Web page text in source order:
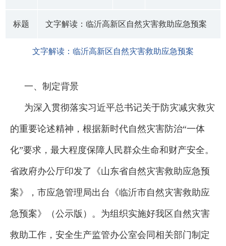
标题 文字解读：临沂高新区自然灾害救助应急预案
文字解读：临沂高新区自然灾害救助应急预案
一、制定背景
为深入贯彻落实习近平总书记关于防灾减灾救灾
的重要论述精神，根据新时代自然灾害防治“一体
化”要求，最大程度保障人民群众生命和财产安全。
省政府办公厅印发了《山东省自然灾害救助应急预
案》，市应急管理局出台《临沂市自然灾害救助应
急预案》（公示版）。为组织实施好我区自然灾害
救助工作，安全生产监管办公室会同相关部门制定